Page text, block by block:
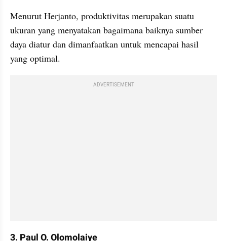
Menurut Herjanto, produktivitas merupakan suatu
ukuran yang menyatakan bagaimana baiknya sumber
daya diatur dan dimanfaatkan untuk mencapai hasil
yang optimal.
ADVERTISEMENT
3. Paul O. Olomolaiye